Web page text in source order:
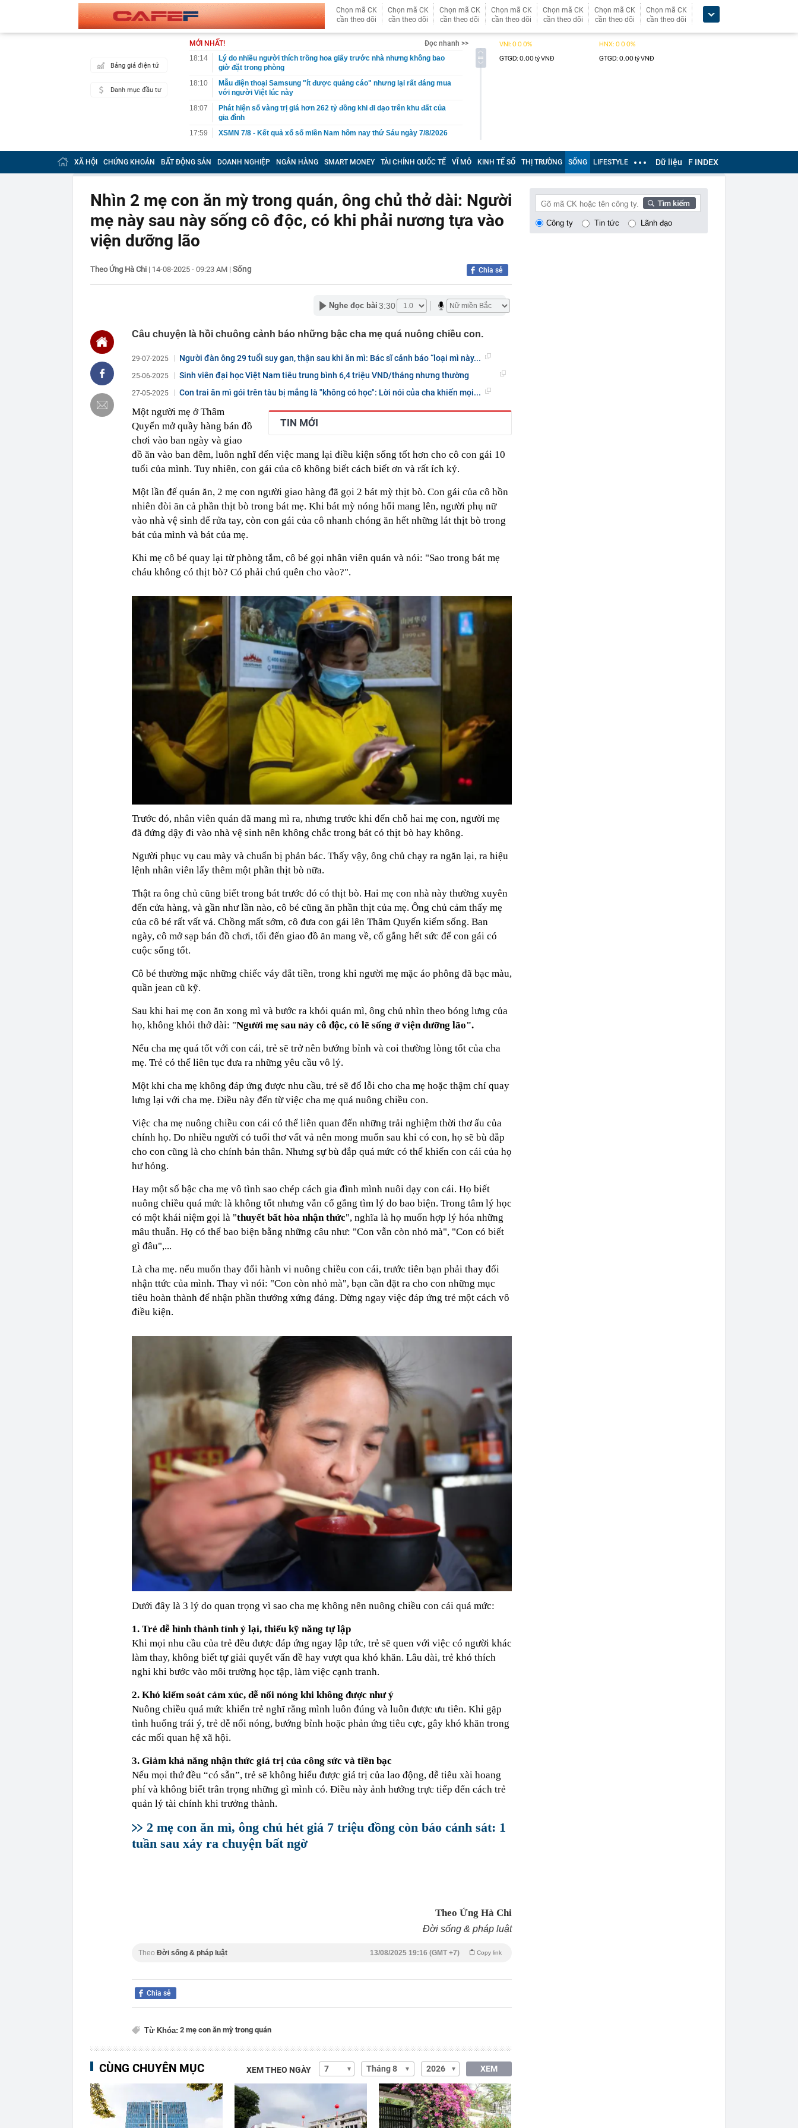
Chọn mã CK
cần theo dõi
Chọn mã CK
cần theo dõi
Chọn mã CK
cần theo dõi
Chọn mã CK
cần theo dõi
Chọn mã CK
cần theo dõi
Chọn mã CK
cần theo dõi
Chọn mã CK
cần theo dõi
Bảng giá điện tử
Danh mục đầu tư
MỚI NHẤT!
Đọc nhanh >>
18:14
Lý do nhiều người thích trồng hoa giấy trước nhà nhưng không bao
giờ đặt trong phòng
18:10
Mẫu điện thoại Samsung "ít được quảng cáo" nhưng lại rất đáng mua
với người Việt lúc này
18:07
Phát hiện số vàng trị giá hơn 262 tỷ đồng khi đi dạo trên khu đất của
gia đình
17:59
XSMN 7/8 - Kết quả xổ số miền Nam hôm nay thứ Sáu ngày 7/8/2026
17:57
Phát hiện viêm gan B rồi bỏ điều trị suốt 20 năm, người đàn ông 53 tuổi
phải lọc máu, vợ con cũng nhiễm bệnh
17:52
9 loại rau giàu omega-3 bậc nhất
người trung niên trả giá
17:46
Lãi suất tăng cao, doanh nghiệp gửi nhà băng hàng nghìn tỷ đồng
17:33
Thu phí cao tốc Bắc - Nam đạt hơn 1.300 tỷ đồng
17:26
Nên làm gì trong tiết Lập thu 2026?
16:59
Nhiều tổ công tác đồng loạt ra quân, kiểm tra 98 công nhân tại 3 xã
Đề xuất giảm 30% thuế cho hộ kinh doanh, doanh nghiệp có doanh thu
đến 10 tỷ đồng
16:42
Tịch thu 39 thỏi vàng trị giá 29 tỷ đồng buôn lậu qua biên giới bằng xe
cánh
16:40
Cắm loạt cọc thép sâu 136 mét giữa biển, hoàn thành công trình cao
bằng tòa nhà 110 tầng chưa từng có trên thế giới
16:38
9 trụ cầu Hồng Hà dần lộ diện giữa sông Hồng
XÃ HỘI CHỨNG KHOÁN BẤT ĐỘNG SẢN DOANH NGHIỆP NGÂN HÀNG SMART MONEY TÀI CHÍNH QUỐC TẾ VĨ MÔ KINH TẾ SỐ THỊ TRƯỜNG SỐNG LIFESTYLE Dữ liệu F INDEX
Nhìn 2 mẹ con ăn mỳ trong quán, ông chủ thở dài: Người
mẹ này sau này sống cô độc, có khi phải nương tựa vào
viện dưỡng lão
Theo Ứng Hà Chi | 14-08-2025 - 09:23 AM | Sống Chia sẻ
Nghe đọc bài 3:30
Câu chuyện là hồi chuông cảnh báo những bậc cha mẹ quá nuông chiều con.
29-07-2025 Người đàn ông 29 tuổi suy gan, thận sau khi ăn mì: Bác sĩ cảnh báo “loại mì này...
25-06-2025
Sinh viên đại học Việt Nam tiêu trung bình 6,4 triệu VND/tháng nhưng thường
27-05-2025 Con trai ăn mì gói trên tàu bị mắng là "không có học": Lời nói của cha khiến mọi...
TIN MỚI
Một người mẹ ở Thâm
Quyến mở quầy hàng bán đồ
chơi vào ban ngày và giao
đồ ăn vào ban đêm, luôn nghĩ đến việc mang lại điều kiện sống tốt hơn cho cô con gái 10
tuổi của mình. Tuy nhiên, con gái của cô không biết cách biết ơn và rất ích kỷ.
Một lần đế quán ăn, 2 mẹ con người giao hàng đã gọi 2 bát mỳ thịt bò. Con gái của cô hồn
nhiên đòi ăn cả phần thịt bò trong bát mẹ. Khi bát mỳ nóng hổi mang lên, người phụ nữ
vào nhà vệ sinh để rửa tay, còn con gái của cô nhanh chóng ăn hết những lát thịt bò trong
bát của mình và bát của mẹ.
Khi mẹ cô bé quay lại từ phòng tắm, cô bé gọi nhân viên quán và nói: "Sao trong bát mẹ
cháu không có thịt bò? Có phải chú quên cho vào?".
Trước đó, nhân viên quán đã mang mì ra, nhưng trước khi đến chỗ hai mẹ con, người mẹ
đã đứng dậy đi vào nhà vệ sinh nên không chắc trong bát có thịt bò hay không.
Người phục vụ cau mày và chuẩn bị phản bác. Thấy vậy, ông chủ chạy ra ngăn lại, ra hiệu
lệnh nhân viên lấy thêm một phần thịt bò nữa.
Thật ra ông chủ cũng biết trong bát trước đó có thịt bò. Hai mẹ con nhà này thường xuyên
đến cửa hàng, và gần như lần nào, cô bé cũng ăn phần thịt của mẹ. Ông chủ cảm thấy mẹ
của cô bé rất vất vả. Chồng mất sớm, cô đưa con gái lên Thâm Quyến kiếm sống. Ban
ngày, cô mở sạp bán đồ chơi, tối đến giao đồ ăn mang về, cố gắng hết sức để con gái có
cuộc sống tốt.
Cô bé thường mặc những chiếc váy đắt tiền, trong khi người mẹ mặc áo phông đã bạc màu,
quần jean cũ kỹ.
Sau khi hai mẹ con ăn xong mì và bước ra khỏi quán mì, ông chủ nhìn theo bóng lưng của
họ, không khỏi thở dài: "Người mẹ sau này cô độc, có lẽ sống ở viện dưỡng lão".
Nếu cha mẹ quá tốt với con cái, trẻ sẽ trở nên bướng bỉnh và coi thường lòng tốt của cha
mẹ. Trẻ có thể liên tục đưa ra những yêu cầu vô lý.
Một khi cha mẹ không đáp ứng được nhu cầu, trẻ sẽ đổ lỗi cho cha mẹ hoặc thậm chí quay
lưng lại với cha mẹ. Điều này đến từ việc cha mẹ quá nuông chiều con.
Việc cha mẹ nuông chiều con cái có thể liên quan đến những trải nghiệm thời thơ ấu của
chính họ. Do nhiều người có tuổi thơ vất vả nên mong muốn sau khi có con, họ sẽ bù đắp
cho con cũng là cho chính bản thân. Nhưng sự bù đắp quá mức có thể khiến con cái của họ
hư hỏng.
Hay một số bậc cha mẹ vô tình sao chép cách gia đình mình nuôi dạy con cái. Họ biết
nuông chiều quá mức là không tổt nhưng vẫn cố gắng tìm lý do bao biện. Trong tâm lý học
có một khái niệm gọi là "thuyết bất hòa nhận thức", nghĩa là họ muốn hợp lý hóa những
mâu thuẫn. Họ có thể bao biện bằng những câu như: "Con vẫn còn nhỏ mà", "Con có biết
gì đâu",...
Là cha mẹ. nếu muốn thay đổi hành vi nuông chiều con cái, trước tiên bạn phải thay đổi
nhận ttức của mình. Thay vì nói: "Con còn nhỏ mà", bạn cần đặt ra cho con những mục
tiêu hoàn thành để nhận phần thưởng xứng đáng. Dừng ngay việc đáp ứng trẻ một cách vô
điều kiện.
Dưới đây là 3 lý do quan trọng vì sao cha mẹ không nên nuông chiều con cái quá mức:
1. Trẻ dễ hình thành tính ỷ lại, thiếu kỹ năng tự lập
Khi mọi nhu cầu của trẻ đều được đáp ứng ngay lập tức, trẻ sẽ quen với việc có người khác
làm thay, không biết tự giải quyết vấn đề hay vượt qua khó khăn. Lâu dài, trẻ khó thích
nghi khi bước vào môi trường học tập, làm việc cạnh tranh.
2. Khó kiểm soát cảm xúc, dễ nổi nóng khi không được như ý
Nuông chiều quá mức khiến trẻ nghĩ rằng mình luôn đúng và luôn được ưu tiên. Khi gặp
tình huống trái ý, trẻ dễ nổi nóng, bướng bỉnh hoặc phản ứng tiêu cực, gây khó khăn trong
các mối quan hệ xã hội.
3. Giảm khả năng nhận thức giá trị của công sức và tiền bạc
Nếu mọi thứ đều “có sẵn”, trẻ sẽ không hiểu được giá trị của lao động, dễ tiêu xài hoang
phí và không biết trân trọng những gì mình có. Điều này ảnh hưởng trực tiếp đến cách trẻ
quản lý tài chính khi trưởng thành.
2 mẹ con ăn mì, ông chủ hét giá 7 triệu đồng còn báo cảnh sát: 1
tuần sau xảy ra chuyện bất ngờ
Theo Ứng Hà Chi
Đời sống & pháp luật
Theo Đời sống & pháp luật Copy link
13/08/2025 19:16 (GMT +7)
Chia sẻ
Từ Khóa: 2 mẹ con ăn mỳ trong quán
CÙNG CHUYÊN MỤC XEM THEO NGÀY XEM
Công ty Tin tức Lãnh đạo